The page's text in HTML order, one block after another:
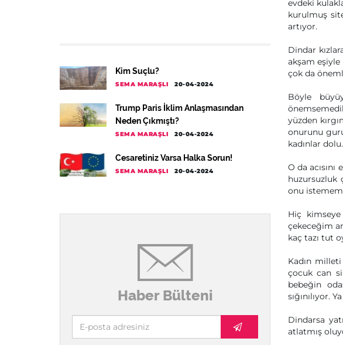
Kim Suçlu?
SEMA MARAŞLI 20-04-2024
Trump Paris İklim Anlaşmasından
Neden Çıkmıştı?
SEMA MARAŞLI 20-04-2024
Cesaretiniz Varsa Halka Sorun!
SEMA MARAŞLI 20-04-2024
Haber Bülteni
evdeki
kurulmuş
artıyor.
Dindar
akşam
çok da
Böyle
yüzden
onurunu
kadınlar
O da
huzursuzluk
onu
Hiç
çekeceğim
kaç tazı tut
Kadın
çocuk can
bebeğin
sığınılıyor.
Dindarsa
atlatmış